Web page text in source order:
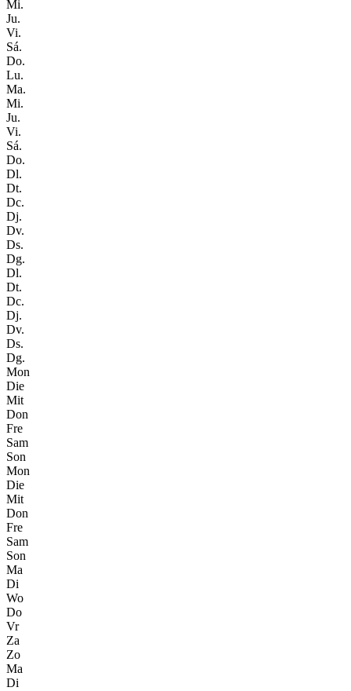
Mi.
Ju.
Vi.
Sá.
Do.
Lu.
Ma.
Mi.
Ju.
Vi.
Sá.
Do.
Dl.
Dt.
Dc.
Dj.
Dv.
Ds.
Dg.
Dl.
Dt.
Dc.
Dj.
Dv.
Ds.
Dg.
Mon
Die
Mit
Don
Fre
Sam
Son
Mon
Die
Mit
Don
Fre
Sam
Son
Ma
Di
Wo
Do
Vr
Za
Zo
Ma
Di